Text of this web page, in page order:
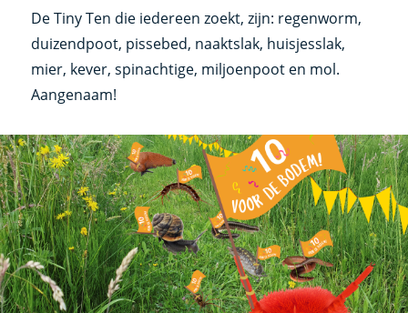
De Tiny Ten die iedereen zoekt, zijn: regenworm,
duizendpoot, pissebed, naaktslak, huisjesslak,
mier, kever, spinachtige, miljoenpoot en mol.
Aangenaam!